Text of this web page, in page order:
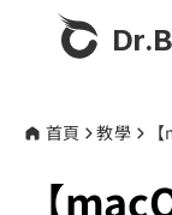
產品
首頁 教學
【